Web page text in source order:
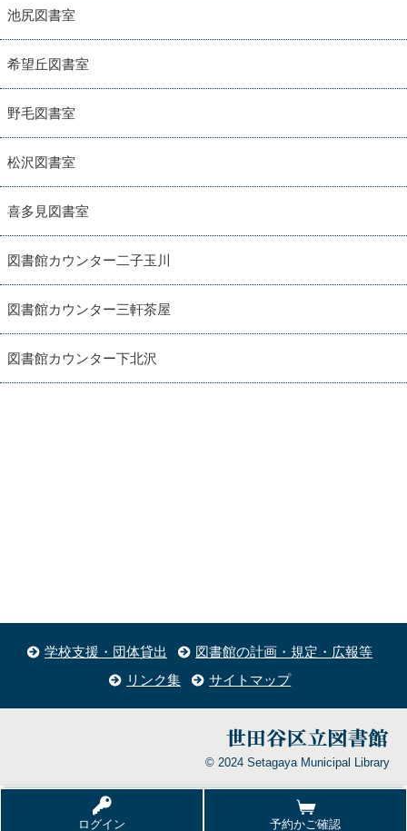
ログイン 予約かご確認
池尻図書室
希望丘図書室
野毛図書室
松沢図書室
喜多見図書室
図書館カウンター二子玉川
図書館カウンター三軒茶屋
図書館カウンター下北沢
学校支援・団体貸出
図書館の計画・規定・広報等
リンク集
サイトマップ
© 2024 Setagaya Municipal Library